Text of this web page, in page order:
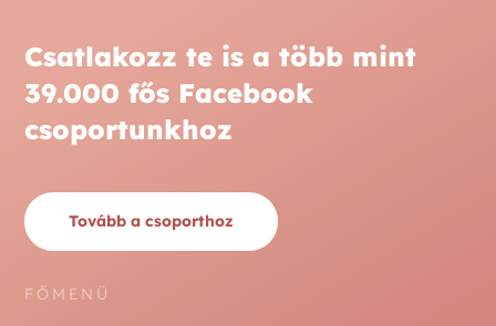
Csatlakozz te is a több mint
39.000 fős Facebook
csoportunkhoz
Tovább a csoporthoz
FŐMENÜ